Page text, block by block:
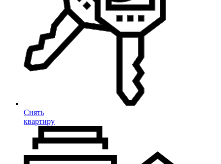
Снять
квартиру